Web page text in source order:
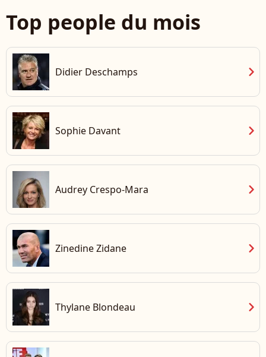
Top people du mois
Didier Deschamps chevron_right
Sophie Davant chevron_right
Audrey Crespo-Mara chevron_right
Zinedine Zidane chevron_right
Thylane Blondeau chevron_right